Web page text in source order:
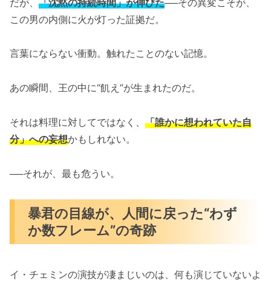
この男の内側に火が灯った証拠だ。
言葉にならない衝動。触れたことのない記憶。
あの瞬間、王の中に“飢え”が生まれたのだ。
それは料理に対してではなく、 「誰かに想われていた自
分」への妄想かもしれない。
──それが、最も危うい。
暴君の目線が、人間に戻った“わず
か数フレーム”の奇跡
イ・チェミンの演技が凄まじいのは、何も演じていないよ